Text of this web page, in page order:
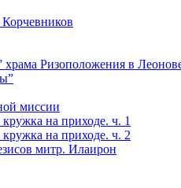
Ризоположения в
миссии
на приходе. ч. 1
на приходе. ч. 2
митр. Илаирон